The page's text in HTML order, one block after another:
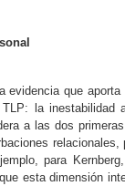
evidencia que
la inestabilidad
a las dos
para
esta dimensión